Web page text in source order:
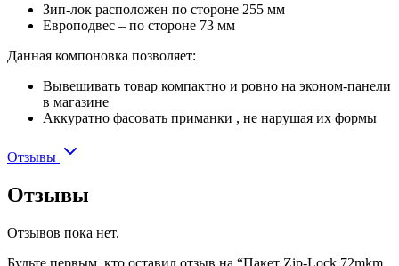
Зип-лок расположен по стороне 255 мм
Европодвес – по стороне 73 мм
Данная компоновка позволяет:
Вывешивать товар компактно и ровно на эконом-панели
в магазине
Аккуратно фасовать приманки , не нарушая их формы
Отзывы
Отзывы
Отзывов пока нет.
Будьте первым, кто оставил отзыв на “Пакет Zip-Lock 72mkm